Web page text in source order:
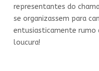
representantes do
se organizassem para
entusiasticamente rumo
loucura!